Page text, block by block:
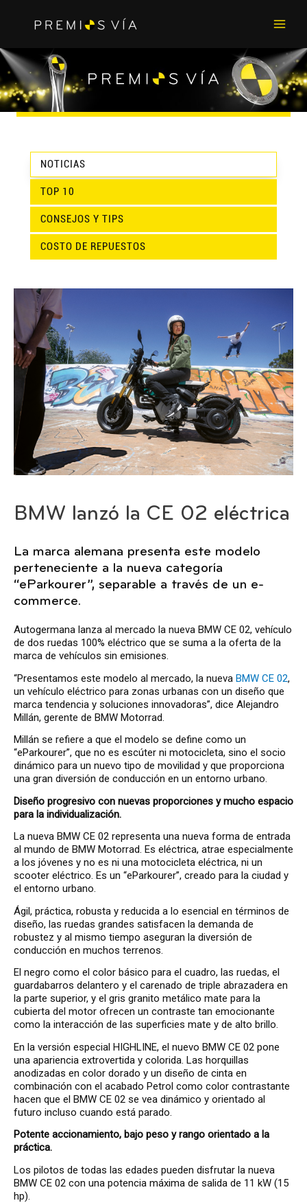
Menu
NOTICIAS
TOP 10
CONSEJOS Y TIPS
COSTO DE REPUESTOS
BMW lanzó la CE 02 eléctrica
La marca alemana presenta este modelo
perteneciente a la nueva categoría
“eParkourer”, separable a través de un e-
commerce.
Autogermana lanza al mercado la nueva BMW CE 02, vehículo
de dos ruedas 100% eléctrico que se suma a la oferta de la
marca de vehículos sin emisiones.
“Presentamos este modelo al mercado, la nueva BMW CE 02,
un vehículo eléctrico para zonas urbanas con un diseño que
marca tendencia y soluciones innovadoras”, dice Alejandro
Millán, gerente de BMW Motorrad.
Millán se refiere a que el modelo se define como un
“eParkourer”, que no es escúter ni motocicleta, sino el socio
dinámico para un nuevo tipo de movilidad y que proporciona
una gran diversión de conducción en un entorno urbano.
Diseño progresivo con nuevas proporciones y mucho espacio
para la individualización.
La nueva BMW CE 02 representa una nueva forma de entrada
al mundo de BMW Motorrad. Es eléctrica, atrae especialmente
a los jóvenes y no es ni una motocicleta eléctrica, ni un
scooter eléctrico. Es un “eParkourer”, creado para la ciudad y
el entorno urbano.
Ágil, práctica, robusta y reducida a lo esencial en términos de
diseño, las ruedas grandes satisfacen la demanda de
robustez y al mismo tiempo aseguran la diversión de
conducción en muchos terrenos.
El negro como el color básico para el cuadro, las ruedas, el
guardabarros delantero y el carenado de triple abrazadera en
la parte superior, y el gris granito metálico mate para la
cubierta del motor ofrecen un contraste tan emocionante
como la interacción de las superficies mate y de alto brillo.
En la versión especial HIGHLINE, el nuevo BMW CE 02 pone
una apariencia extrovertida y colorida. Las horquillas
anodizadas en color dorado y un diseño de cinta en
combinación con el acabado Petrol como color contrastante
hacen que el BMW CE 02 se vea dinámico y orientado al
futuro incluso cuando está parado.
Potente accionamiento, bajo peso y rango orientado a la
práctica.
Los pilotos de todas las edades pueden disfrutar la nueva
BMW CE 02 con una potencia máxima de salida de 11 kW (15
hp).